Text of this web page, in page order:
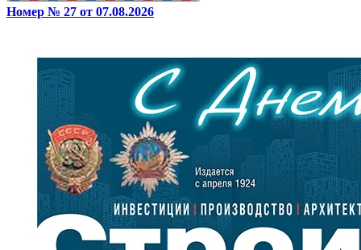
Номер № 27 от 07.08.2026